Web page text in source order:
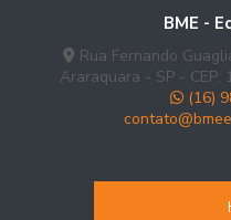
BME -
Rua Fernando
Araraquara - SP - CEP:
(16)